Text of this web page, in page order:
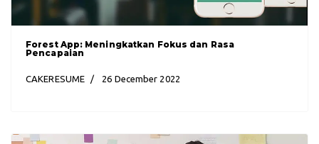
Forest App: Meningkatkan Fokus dan Rasa
Pencapaian
CAKERESUME 26 December 2022